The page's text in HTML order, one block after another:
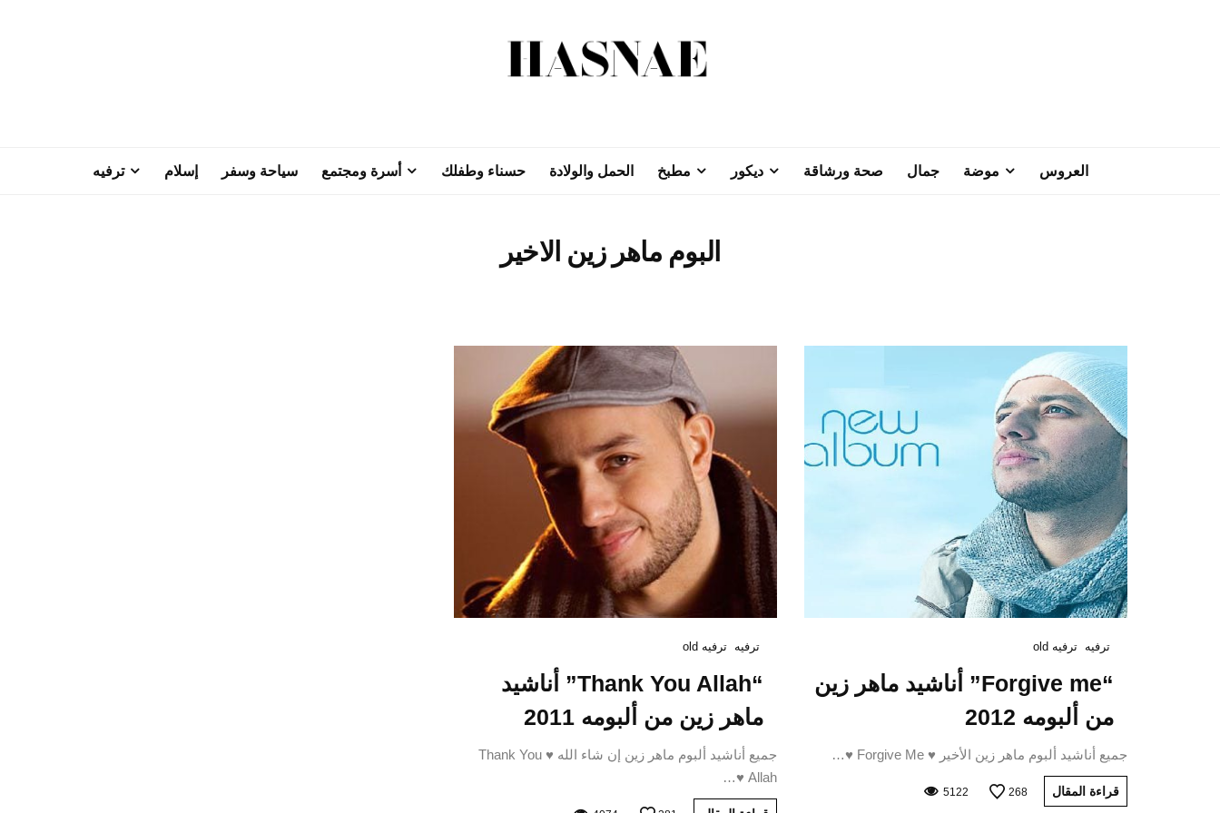
العروس موضة جمال صحة ورشاقة ديكور مطبخ الحمل والولادة حسناء وطفلك أسرة ومجتمع سياحة وسفر إسلام ترفيه
البوم ماهر زين الاخير
ترفيه ترفيه old
“Forgive me” أناشيد ماهر زين
من ألبومه 2012
جميع أناشيد ألبوم ماهر زين الأخير ♥ Forgive Me ♥…
قراءة المقال 268
5122
ترفيه ترفيه old
“Thank You Allah” أناشيد
ماهر زين من ألبومه 2011
جميع أناشيد ألبوم ماهر زين إن شاء الله ♥ Thank You
Allah ♥…